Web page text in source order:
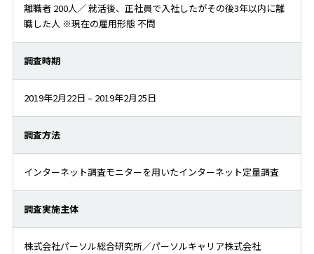
離職者 200人／ 就活後、正社員で入社したがその後3年以内に離
職した人 ※現在の雇用形態 不問
調査時期
2019年2月22日 – 2019年2月25日
調査方法
インターネット調査モニターを用いたインターネット定量調査
調査実施主体
株式会社パーソル総合研究所／パーソルキャリア株式会社